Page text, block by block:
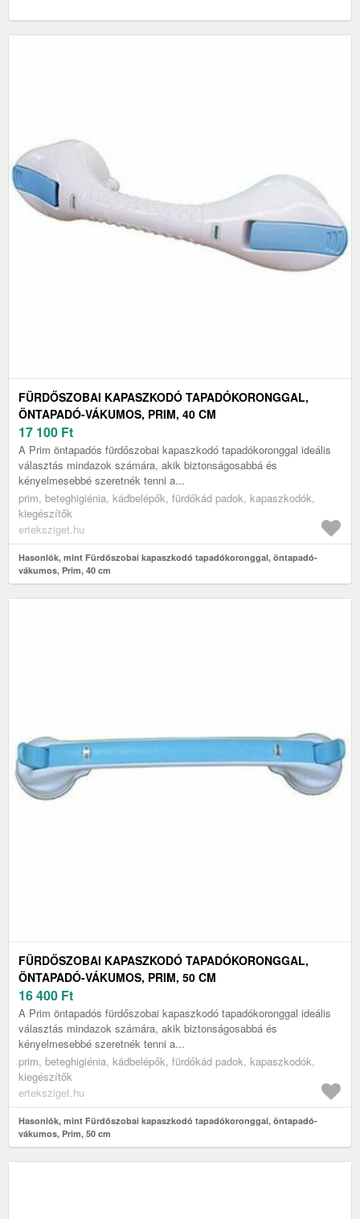
FÜRDŐSZOBAI KAPASZKODÓ TAPADÓKORONGGAL,
ÖNTAPADÓ-VÁKUMOS, PRIM, 40 CM
17 100 Ft
A Prim öntapadós fürdőszobai kapaszkodó tapadókoronggal ideális
választás mindazok számára, akik biztonságosabbá és
kényelmesebbé szeretnék tenni a...
prim, beteghigiénia, kádbelépők, fürdőkád padok, kapaszkodók,
kiegészítők
erteksziget.hu
Hasonlók, mint Fürdőszobai kapaszkodó tapadókoronggal, öntapadó-
vákumos, Prim, 40 cm
FÜRDŐSZOBAI KAPASZKODÓ TAPADÓKORONGGAL,
ÖNTAPADÓ-VÁKUMOS, PRIM, 50 CM
16 400 Ft
A Prim öntapadós fürdőszobai kapaszkodó tapadókoronggal ideális
választás mindazok számára, akik biztonságosabbá és
kényelmesebbé szeretnék tenni a...
prim, beteghigiénia, kádbelépők, fürdőkád padok, kapaszkodók,
kiegészítők
erteksziget.hu
Hasonlók, mint Fürdőszobai kapaszkodó tapadókoronggal, öntapadó-
vákumos, Prim, 50 cm